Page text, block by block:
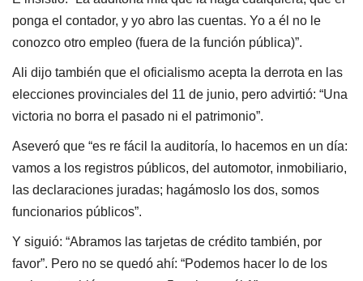
ponga el contador, y yo abro las cuentas. Yo a él no le
conozco otro empleo (fuera de la función pública)”.
Ali dijo también que el oficialismo acepta la derrota en las
elecciones provinciales del 11 de junio, pero advirtió: “Una
victoria no borra el pasado ni el patrimonio”.
Aseveró que “es re fácil la auditoría, lo hacemos en un día:
vamos a los registros públicos, del automotor, inmobiliario,
las declaraciones juradas; hagámoslo los dos, somos
funcionarios públicos”.
Y siguió: “Abramos las tarjetas de crédito también, por
favor”. Pero no se quedó ahí: “Podemos hacer lo de los